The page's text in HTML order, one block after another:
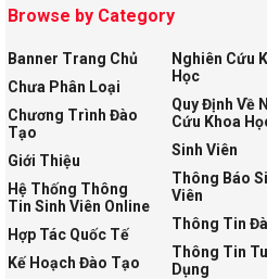
Browse by Category
Banner Trang Chủ
Chưa Phân Loại
Chương Trình Đào
Tạo
Giới Thiệu
Hệ Thống Thông
Tin Sinh Viên Online
Hợp Tác Quốc Tế
Kế Hoạch Đào Tạo
Nghiên Cứu
Học
Quy Định Về
Cứu Khoa
Sinh Viên
Thông Báo
Viên
Thông Tin
Thông Tin
Dụng